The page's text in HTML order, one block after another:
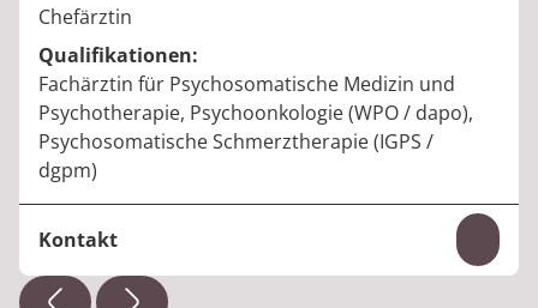
Berufstitel:
Chefärztin
Qualifikationen:
Fachärztin für Psychosomatische Medizin und
Psychotherapie, Psychoonkologie (WPO / dapo),
Psychosomatische Schmerztherapie (IGPS /
dgpm)
Kontakt
Telefon:+49 211 93432-102